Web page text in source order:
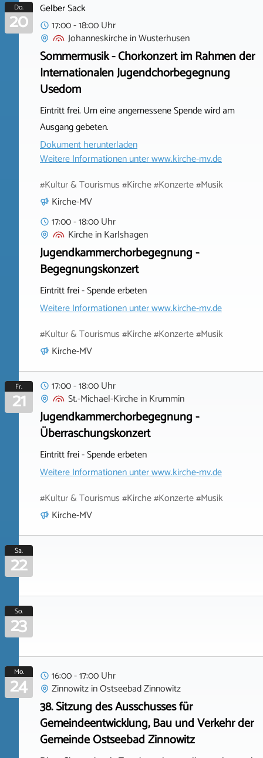
Do.
20
Gelber Sack
17:00 - 18:00 Uhr
JohanneskircheinWusterhusen
Sommermusik - Chorkonzert im Rahmen der
Internationalen Jugendchorbegegnung
Usedom
Eintritt frei. Um eine angemessene Spende wird am
Ausgang gebeten.
Dokument herunterladen
Weitere Informationen unterwww.kirche-mv.de
#Kultur & Tourismus #Kirche #Konzerte #Musik
Kirche-MV
17:00 - 18:00 Uhr
KircheinKarlshagen
Jugendkammerchorbegegnung -
Begegnungskonzert
Eintritt frei - Spende erbeten
Weitere Informationen unterwww.kirche-mv.de
#Kultur & Tourismus #Kirche #Konzerte #Musik
Kirche-MV
Fr.
21
17:00 - 18:00 Uhr
St.-Michael-KircheinKrummin
Jugendkammerchorbegegnung -
Überraschungskonzert
Eintritt frei - Spende erbeten
Weitere Informationen unterwww.kirche-mv.de
#Kultur & Tourismus #Kirche #Konzerte #Musik
Kirche-MV
Sa.
22
So.
23
Mo.
24
16:00 - 17:00 Uhr
ZinnowitzinOstseebad Zinnowitz
38. Sitzung des Ausschusses für
Gemeindeentwicklung, Bau und Verkehr der
Gemeinde Ostseebad Zinnowitz